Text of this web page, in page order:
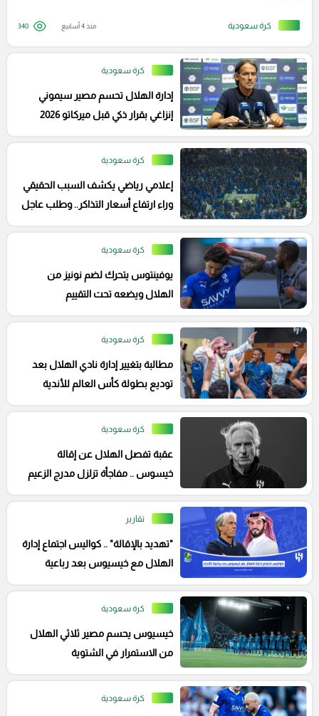
كرة سعودية منذ 4 أسابيع 340
كرة سعودية
إدارة الهلال تحسم مصير سيموني
إنزاغي بقرار ذكي قبل ميركاتو 2026
كرة سعودية
إعلامي رياضي يكشف السبب الحقيقي
وراء ارتفاع أسعار التذاكر.. وطلب عاجل
كرة سعودية
يوفينتوس يتحرك لضم نونيز من
الهلال ويضعه تحت التقييم
كرة سعودية
مطالبة بتغيير إدارة نادي الهلال بعد
توديع بطولة كأس العالم للأندية
كرة سعودية
عقبة تفصل الهلال عن إقالة
خيسوس .. مفاجأة تزلزل مدرج الزعيم
تقارير
"تهديد بالإقالة" .. كواليس اجتماع إدارة
الهلال مع خيسيوس بعد رباعية
كرة سعودية
خيسيوس يحسم مصير ثلاثي الهلال
من الاستمرار في الشتوية
كرة سعودية